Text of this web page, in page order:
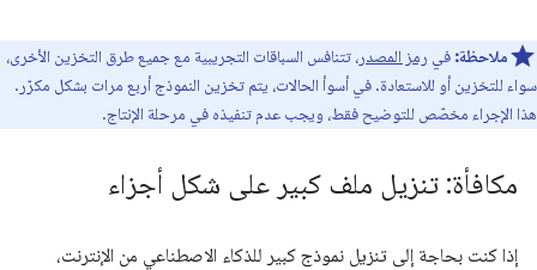
ملاحظة: في رمز المصدر، تتنافس السباقات التجريبية مع جميع طرق التخزين الأخرى،
سواء للتخزين أو للاستعادة. في أسوأ الحالات، يتم تخزين النموذج أربع مرات بشكل مكرّر.
هذا الإجراء مخصّص للتوضيح فقط، ويجب عدم تنفيذه في مرحلة الإنتاج.
مكافأة: تنزيل ملف كبير على شكل أجزاء
إذا كنت بحاجة إلى تنزيل نموذج كبير للذكاء الاصطناعي من الإنترنت،